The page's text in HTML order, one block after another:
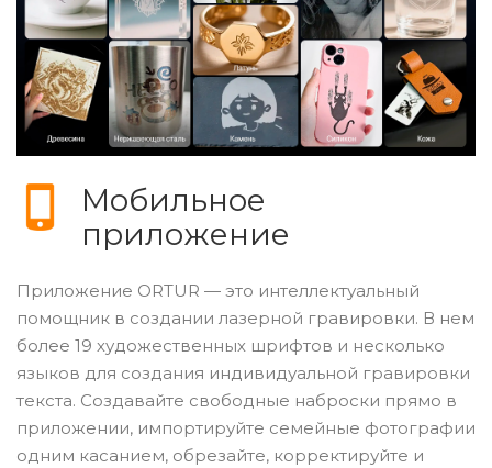
Мобильное
приложение
Приложение ORTUR — это интеллектуальный
помощник в создании лазерной гравировки. В нем
более 19 художественных шрифтов и несколько
языков для создания индивидуальной гравировки
текста. Создавайте свободные наброски прямо в
приложении, импортируйте семейные фотографии
одним касанием, обрезайте, корректируйте и